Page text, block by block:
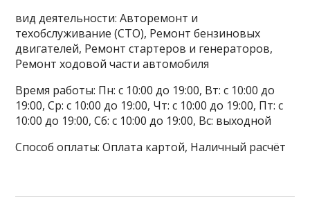
вид деятельности: Авторемонт и
техобслуживание (СТО), Ремонт бензиновых
двигателей, Ремонт стартеров и генераторов,
Ремонт ходовой части автомобиля
Время работы: Пн: с 10:00 до 19:00, Вт: с 10:00 до
19:00, Ср: с 10:00 до 19:00, Чт: с 10:00 до 19:00, Пт: с
10:00 до 19:00, Сб: с 10:00 до 19:00, Вс: выходной
Способ оплаты: Оплата картой, Наличный расчёт